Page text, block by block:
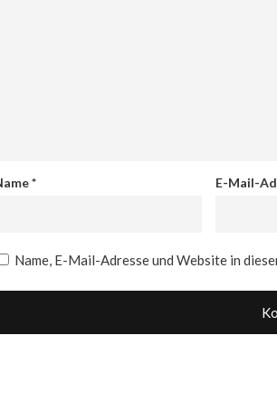
* E-Mail-
Name, E-Mail-Adresse und Website in